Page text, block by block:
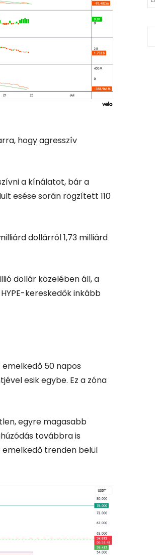
hogy agresszív
a kínálatot, bár a
esése során rögzített 110
dollárról 1,73 milliárd
dollár közelében áll, a
kereskedők inkább
50 napos
esik egybe. Ez a zóna
egyre magasabb
továbbra is
emelkedő trenden belül